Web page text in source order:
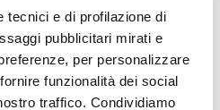
tecnici e di profilazione di
pubblicitari mirati e
per personalizzare
funzionalità dei social
traffico. Condividiamo